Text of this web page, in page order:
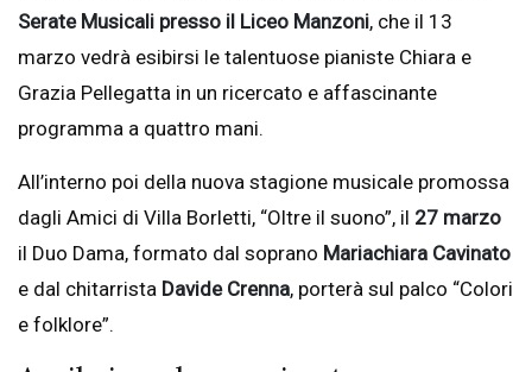
Serate Musicali presso il Liceo Manzoni, che il 13
marzo vedrà esibirsi le talentuose pianiste Chiara e
Grazia Pellegatta in un ricercato e affascinante
programma a quattro mani.
All’interno poi della nuova stagione musicale promossa
dagli Amici di Villa Borletti, “Oltre il suono”, il 27 marzo
il Duo Dama, formato dal soprano Mariachiara Cavinato
e dal chitarrista Davide Crenna, porterà sul palco “Colori
e folklore”.